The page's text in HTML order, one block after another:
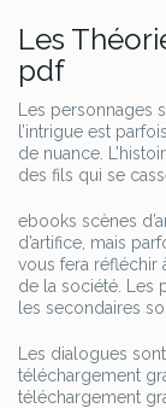
Les
pdf
Les
l’intrigue est
de nuance.
des fils qui se
ebooks scènes
d’artifice, mais
vous fera réfléchir
de la société. Les
les secondaires
Les dialogues
téléchargement
téléchargement